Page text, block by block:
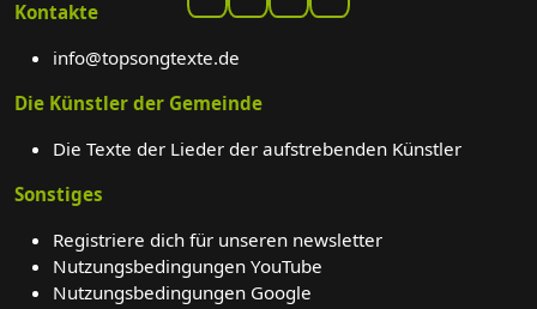
Kontakte
info@topsongtexte.de
Die Künstler der Gemeinde
Die Texte der Lieder der aufstrebenden Künstler
Sonstiges
Registriere dich für unseren newsletter
Nutzungsbedingungen YouTube
Nutzungsbedingungen Google